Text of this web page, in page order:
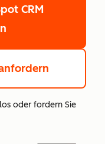
CRM
oder fordern Sie